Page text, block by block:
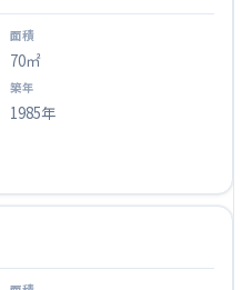
70㎡
1985年